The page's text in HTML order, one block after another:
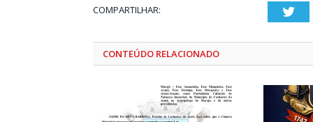
COMPARTILHAR:
CONTEÚDO RELACIONADO